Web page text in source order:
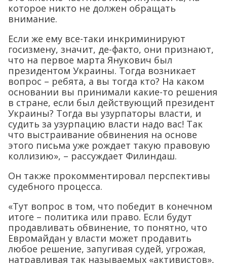
которое никто не должен обращать
внимание.
Если же ему все-таки инкриминируют
госизмену, значит, де-факто, они признают,
что на первое марта Янукович был
президентом Украины. Тогда возникает
вопрос – ребята, а вы тогда кто? На каком
основании вы принимали какие-то решения
в стране, если был действующий президент
Украины? Тогда вы узурпаторы власти, и
судить за узурпацию власти надо вас! Так
что выстраивание обвинения на основе
этого письма уже рождает такую правовую
коллизию», – рассуждает Филиндаш.
Он также прокомментировал перспективы
судебного процесса.
«Тут вопрос в том, что победит в конечном
итоге – политика или право. Если будут
продавливать обвинение, то понятно, что
Евромайдан у власти может продавить
любое решение, запугивая судей, угрожая,
натравливая так называемых «активистов»,